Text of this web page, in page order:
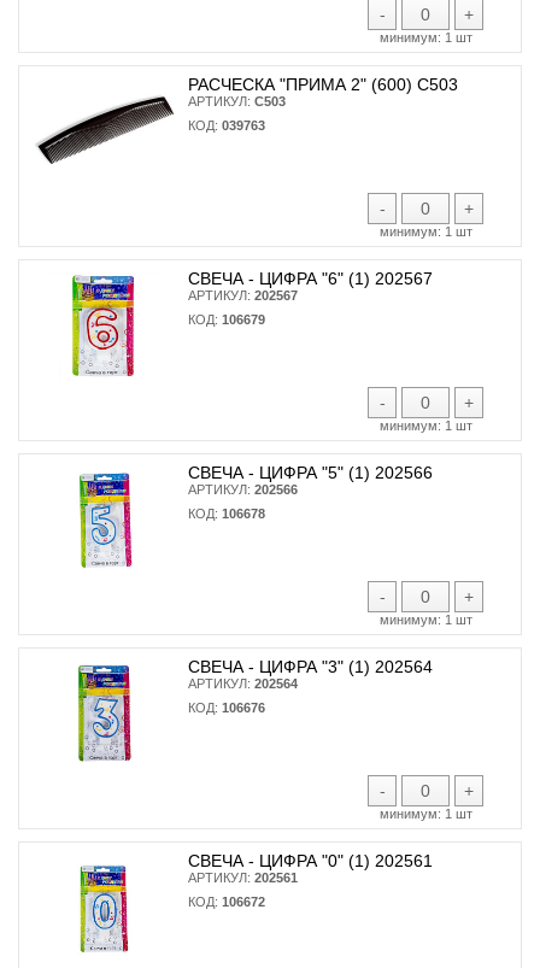
- +
минимум: 1 шт
РАСЧЕСКА "ПРИМА 2" (600) С503
АРТИКУЛ: С503
КОД: 039763
- +
минимум: 1 шт
СВЕЧА - ЦИФРА "6" (1) 202567
АРТИКУЛ: 202567
КОД: 106679
- +
минимум: 1 шт
СВЕЧА - ЦИФРА "5" (1) 202566
АРТИКУЛ: 202566
КОД: 106678
- +
минимум: 1 шт
СВЕЧА - ЦИФРА "3" (1) 202564
АРТИКУЛ: 202564
КОД: 106676
- +
минимум: 1 шт
СВЕЧА - ЦИФРА "0" (1) 202561
АРТИКУЛ: 202561
КОД: 106672